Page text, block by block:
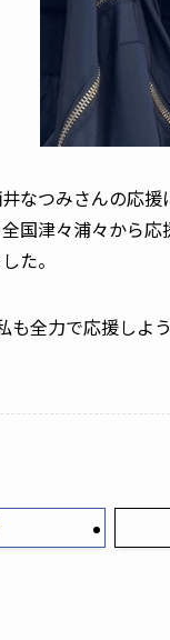
なつみさんの応援
国津々浦々から
た。
も全力で応援しよ